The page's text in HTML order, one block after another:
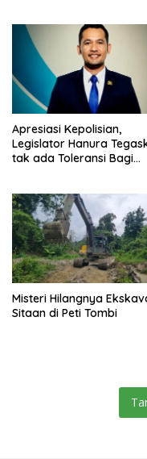
Apresiasi Kepolisian,
Legislator Hanura
tak ada Toleransi Bagi
Misteri Hilangnya
Sitaan di Peti Tombi